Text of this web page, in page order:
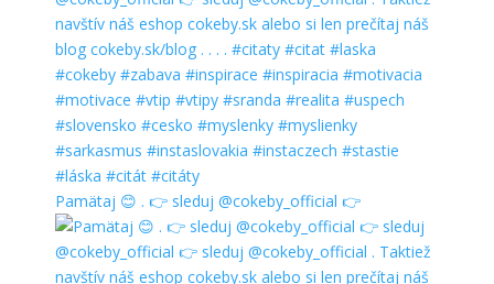
Pamätaj 😊 . 👉 sleduj @cokeby_official 👉